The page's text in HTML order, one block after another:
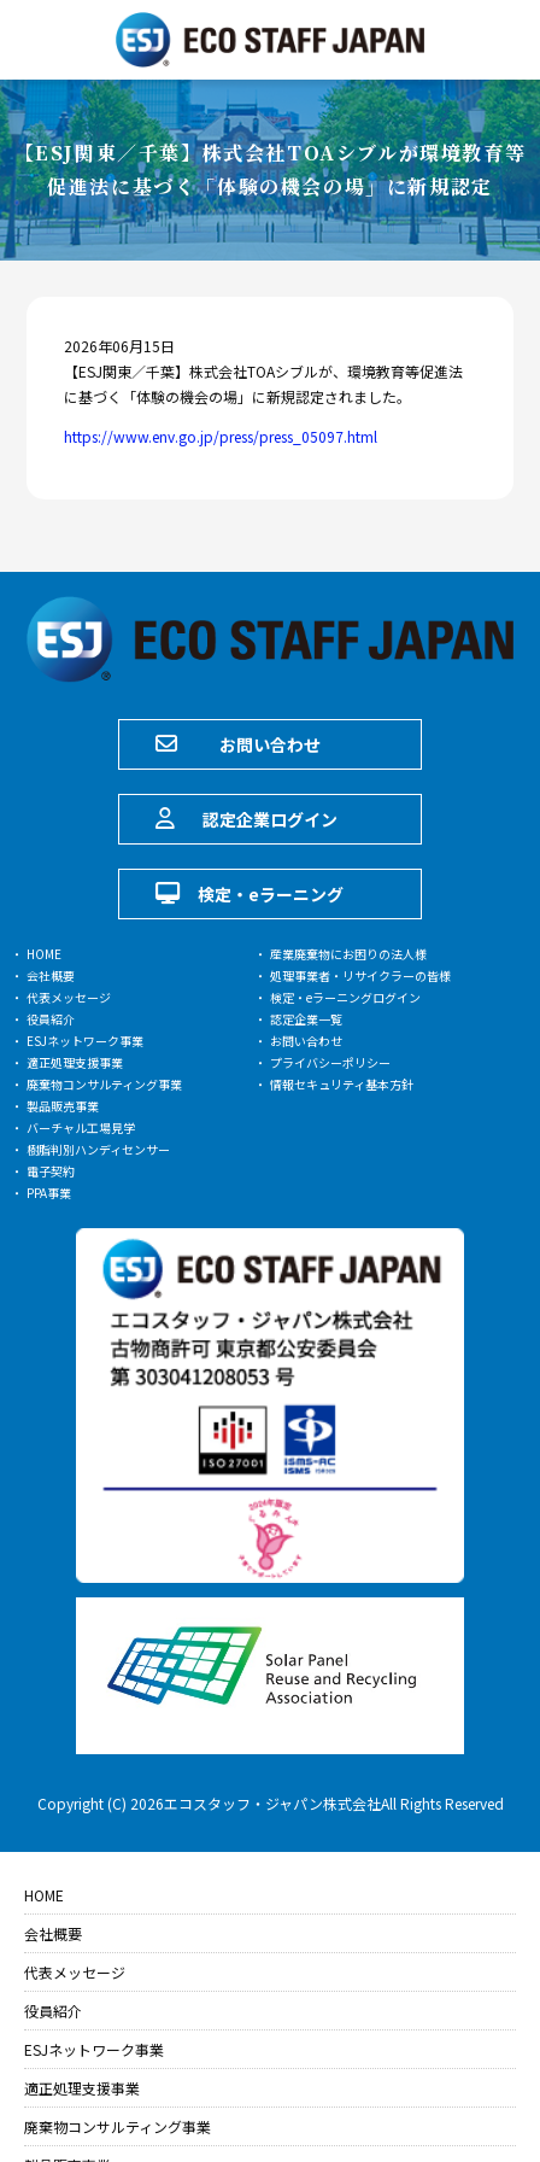
【ESJ関東／千葉】株式会社TOAシブルが環境教育等
促進法に基づく「体験の機会の場」に新規認定
2026年06月15日
【ESJ関東／千葉】株式会社TOAシブルが、環境教育等促進法
に基づく「体験の機会の場」に新規認定されました。
https://www.env.go.jp/press/press_05097.html
お問い合わせ
認定企業ログイン
検定・eラーニング
HOME
会社概要
代表メッセージ
役員紹介
ESJネットワーク事業
適正処理支援事業
廃棄物コンサルティング事業
製品販売事業
バーチャル工場見学
樹脂判別ハンディセンサー
電子契約
PPA事業
産業廃棄物にお困りの法人様
処理事業者・リサイクラーの皆様
検定・eラーニングログイン
認定企業一覧
お問い合わせ
プライバシーポリシー
情報セキュリティ基本方針
Copyright (C) 2026エコスタッフ・ジャパン株式会社All Rights Reserved
HOME
会社概要
代表メッセージ
役員紹介
ESJネットワーク事業
適正処理支援事業
廃棄物コンサルティング事業